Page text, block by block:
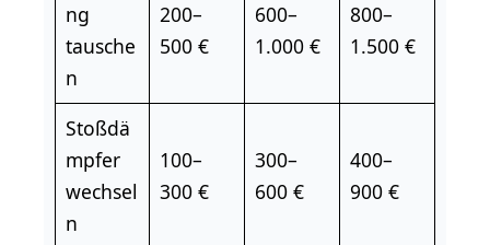
ng
tausche
n
200–
500 €
600–
1.000 €
800–
1.500 €
Stoßdä
mpfer
wechsel
n
100–
300 €
300–
600 €
400–
900 €